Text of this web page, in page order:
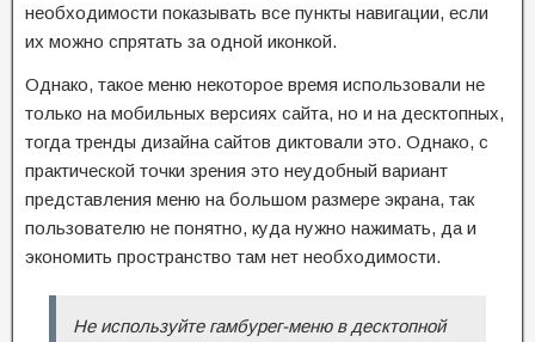
необходимости показывать все пункты навигации, если
их можно спрятать за одной иконкой.
Однако, такое меню некоторое время использовали не
только на мобильных версиях сайта, но и на десктопных,
тогда тренды дизайна сайтов диктовали это. Однако, с
практической точки зрения это неудобный вариант
представления меню на большом размере экрана, так
пользователю не понятно, куда нужно нажимать, да и
экономить пространство там нет необходимости.
Не используйте гамбурег-меню в десктопной